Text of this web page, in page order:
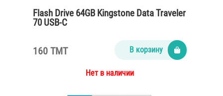
Flash Drive 64GB Kingstone Data Traveler
70 USB-C
160 TMT В корзину
Нет в наличии